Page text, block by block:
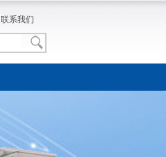
联系我们